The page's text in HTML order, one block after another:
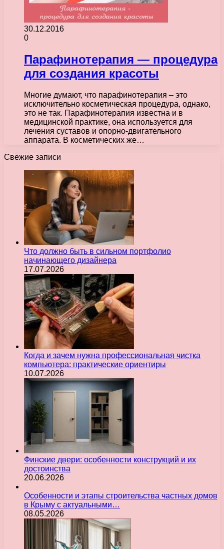
30.12.2016
0
Парафинотерапия — процедура
для создания красоты
Многие думают, что парафинотерапия – это
исключительно косметическая процедура, однако,
это не так. Парафинотерапия известна и в
медицинской практике, она используется для
лечения суставов и опорно-двигательного
аппарата. В косметических же…
Свежие записи
Что должно быть в сильном портфолио
начинающего дизайнера
17.07.2026
Когда и зачем нужна профессиональная чистка
компьютера: практические ориентиры
10.07.2026
Финские двери: особенности конструкций и их
достоинства
20.06.2026
Особенности и этапы строительства частных домов
в Крыму с актуальными…
08.05.2026